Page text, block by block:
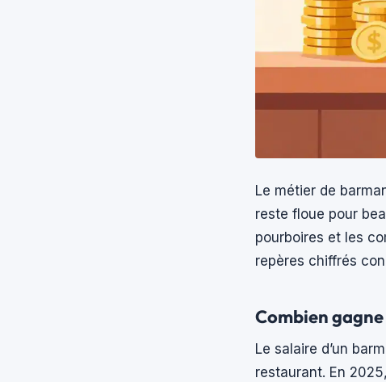
Le métier de
reste floue pour
pourboires et les
repères chiffrés
Combien
Le salaire d’un
restaurant. En